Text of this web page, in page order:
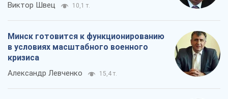
Виктор Швец 10,1 т.
Минск готовится к функционированию
в условиях масштабного военного
кризиса
Александр Левченко 15,4 т.